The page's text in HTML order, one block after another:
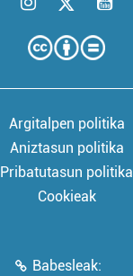
Argitalpen politika
Aniztasun politika
Pribatutasun politika
Cookieak
Babesleak: